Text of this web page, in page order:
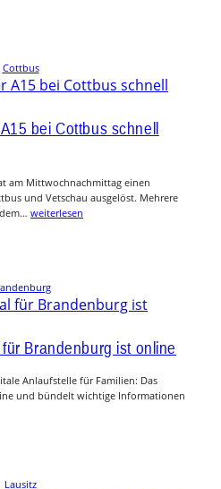
Cottbus
bei Cottbus schnell
am Mittwochnachmittag einen
und Vetschau ausgelöst. Mehrere
weiterlesen
Brandenburg ist online
Anlaufstelle für Familien: Das
und bündelt wichtige Informationen
Lausitz